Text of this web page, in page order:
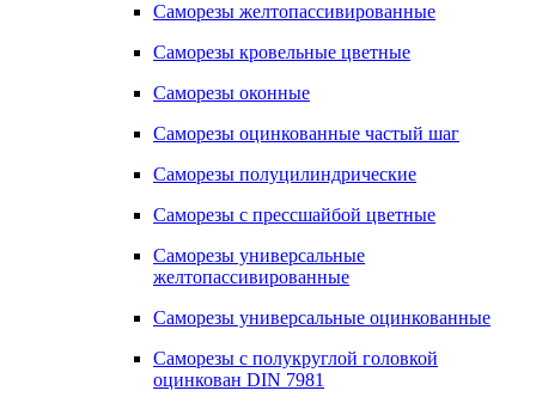
Саморезы желтопассивированные
Саморезы кровельные цветные
Саморезы оконные
Саморезы оцинкованные частый шаг
Саморезы полуцилиндрические
Саморезы с прессшайбой цветные
Саморезы универсальные
желтопассивированные
Саморезы универсальные оцинкованные
Саморезы с полукруглой головкой
оцинкован DIN 7981